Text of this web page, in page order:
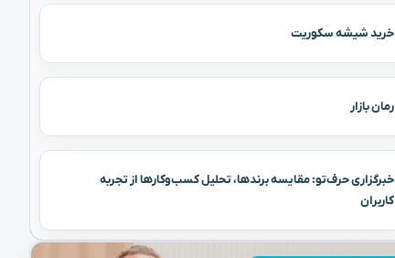
خرید شیشه سکوریت
رمان بازار
خبرگزاری حرف‌تو: مقایسه برندها، تحلیل کسب‌وکارها از تجربه
کاربران